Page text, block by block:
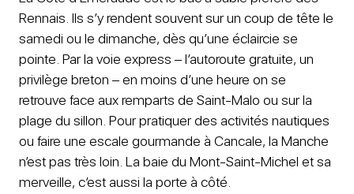
Rennais. Ils s’y rendent souvent sur un coup de tête le
samedi ou le dimanche, dès qu’une éclaircie se
pointe. Par la voie express – l’autoroute gratuite, un
privilège breton – en moins d’une heure on se
retrouve face aux remparts de Saint-Malo ou sur la
plage du sillon. Pour pratiquer des activités nautiques
ou faire une escale gourmande à Cancale, la Manche
n’est pas très loin. La baie du Mont-Saint-Michel et sa
merveille, c’est aussi la porte à côté.